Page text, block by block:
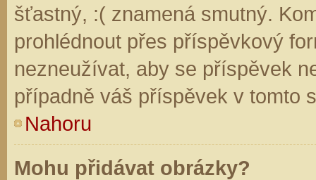
šťastný, :( znamená smutný.
prohlédnout přes příspěvkový
nezneužívat, aby se příspěvek
případně váš příspěvek v tomto
Nahoru
Mohu přidávat obrázky?